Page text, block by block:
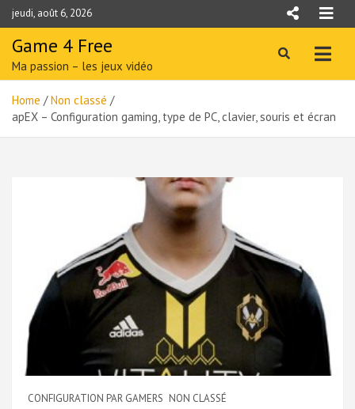
Skip
to
content
jeudi, août 6, 2026
Game 4 Free
Ma passion – les jeux vidéo
Home
Non classé
apEX – Configuration gaming, type de PC, clavier, souris et écran
CONFIGURATION PAR GAMERS NON CLASSÉ